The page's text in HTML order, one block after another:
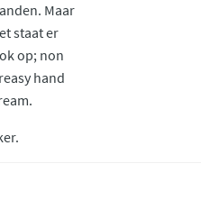
Maar
staat er
op; non
hand